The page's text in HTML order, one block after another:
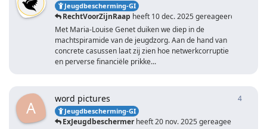
Jeugdbescherming-GI
RechtVoorZijnRaap heeft 10 dec. 2025gereageerd
Met Maria-Louise Genet duiken we diep in de
machtspiramide van de jeugdzorg. Aan de hand van
concrete casussen laat zij zien hoe netwerkcorruptie
en perverse financiële prikke...
A word pictures
Jeugdbescherming-GI
ExJeugdbeschermerheeft20 nov. 2025gereageerd
4